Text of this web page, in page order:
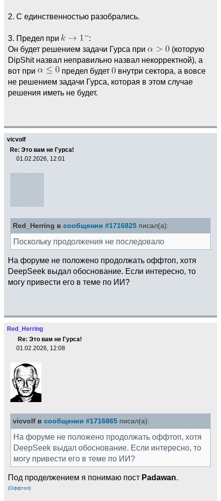
2. С единственностью разобрались.
3. Предел при
:
Он будет решением задачи Гурса при
(которую
DipShit назвал неправильно назвал некорректной), а
вот при
предел будет
внутри сектора, а вовсе
не решением задачи Гурса, которая в этом случае
решения иметь не будет.
vicvolf
Re: Это вам не Гурса!
01.02.2026, 12:01
Red_Herring в сообщении #1716825 писал(а):
Поскольку продолжения не последовало
На форуме не положено продолжать оффтоп, хотя
DeepSeek выдал обоснование. Если интересно, то
могу привести его в теме по ИИ?
Red_Herring
Re: Это вам не Гурса!
01.02.2026, 12:08
vicvolf в сообщении #1716865 писал(а):
На форуме не положено продолжать оффтоп, хотя
DeepSeek выдал обоснование. Если интересно, то
могу привести его в теме по ИИ?
Под проделжением я понимаю пост Padawan.
(Оффтоп)